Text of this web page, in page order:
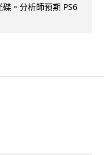
。分析師預期 PS6